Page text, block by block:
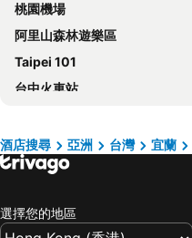
Lakeshore Hotel Yilan
Shankou Hotspring Hotel
悅綠墅
佧美奧之湯
Hive Hotel
Peace Area Hot Spring Hotel
Yunoyado Onsen Hot Spring Hotel Deyang
桃園機場
阿里山森林遊樂區
Taipei 101
台中火車站
大安區
六福村主題遊樂園
台中烏日高鐵站
酒店搜尋 亞洲 台灣 宜蘭
選擇您的地區